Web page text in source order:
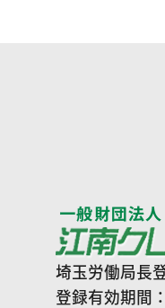
埼玉労働局長
登録有効期間